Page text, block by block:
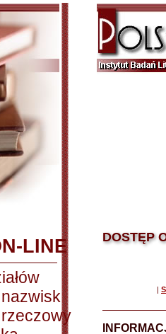
LINE DOSTĘP
|